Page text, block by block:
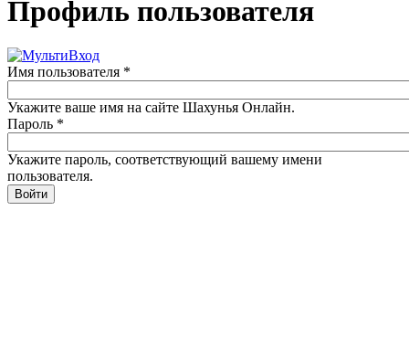
Профиль пользователя
Имя пользователя *
Укажите ваше имя на сайте Шахунья Онлайн.
Пароль *
Укажите пароль, соответствующий вашему имени
пользователя.